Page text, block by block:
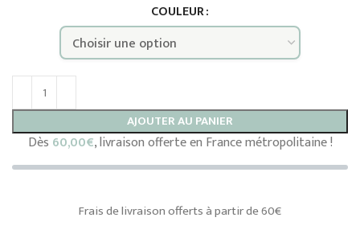
COULEUR
AJOUTER AU PANIER
Dès 60,00€, livraison offerte en France métropolitaine !
Frais de livraison offerts à partir de 60€